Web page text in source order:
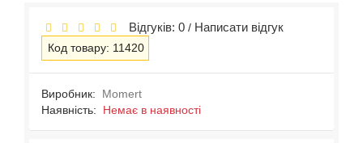
Відгуків: 0 / Написати відгук
Код товару: 11420
Виробник:
Momert
Наявність: Немає в наявності